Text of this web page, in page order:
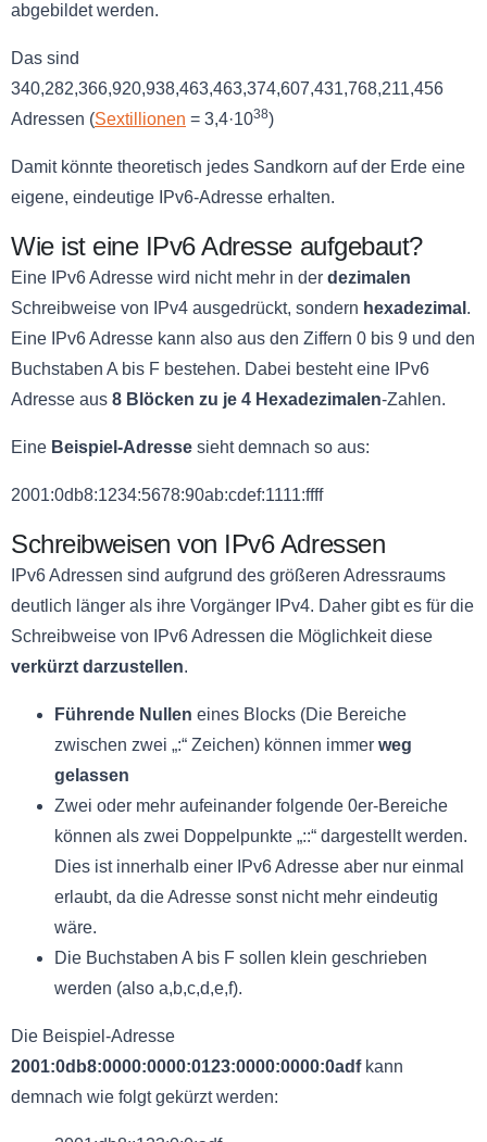
abgebildet werden.
Das sind
340,282,366,920,938,463,463,374,607,431,768,211,456
Adressen (Sextillionen = 3,4·1038)
Damit könnte theoretisch jedes Sandkorn auf der Erde eine
eigene, eindeutige IPv6-Adresse erhalten.
Wie ist eine IPv6 Adresse aufgebaut?
Eine IPv6 Adresse wird nicht mehr in der dezimalen
Schreibweise von IPv4 ausgedrückt, sondern hexadezimal .
Eine IPv6 Adresse kann also aus den Ziffern 0 bis 9 und den
Buchstaben A bis F bestehen. Dabei besteht eine IPv6
Adresse aus 8 Blöcken zu je 4 Hexadezimalen-Zahlen.
Eine Beispiel-Adresse sieht demnach so aus:
2001:0db8:1234:5678:90ab:cdef:1111:ffff
Schreibweisen von IPv6 Adressen
IPv6 Adressen sind aufgrund des größeren Adressraums
deutlich länger als ihre Vorgänger IPv4. Daher gibt es für die
Schreibweise von IPv6 Adressen die Möglichkeit diese
verkürzt darzustellen.
Führende Nullen eines Blocks (Die Bereiche
zwischen zwei „:“ Zeichen) können immer weg
gelassen
Zwei oder mehr aufeinander folgende 0er-Bereiche
können als zwei Doppelpunkte „::“ dargestellt werden.
Dies ist innerhalb einer IPv6 Adresse aber nur einmal
erlaubt, da die Adresse sonst nicht mehr eindeutig
wäre.
Die Buchstaben A bis F sollen klein geschrieben
werden (also a,b,c,d,e,f).
Die Beispiel-Adresse
2001:0db8:0000:0000:0123:0000:0000:0adfkann
demnach wie folgt gekürzt werden: